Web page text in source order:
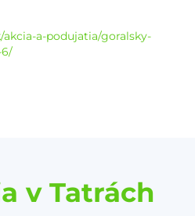
a-podujatia/goralsky-
v Tatrách